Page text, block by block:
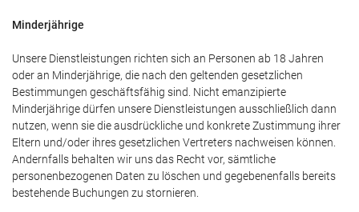
Minderjährige
Unsere Dienstleistungen richten sich an Personen ab 18 Jahren
oder an Minderjährige, die nach den geltenden gesetzlichen
Bestimmungen geschäftsfähig sind. Nicht emanzipierte
Minderjährige dürfen unsere Dienstleistungen ausschließlich dann
nutzen, wenn sie die ausdrückliche und konkrete Zustimmung ihrer
Eltern und/oder ihres gesetzlichen Vertreters nachweisen können.
Andernfalls behalten wir uns das Recht vor, sämtliche
personenbezogenen Daten zu löschen und gegebenenfalls bereits
bestehende Buchungen zu stornieren.